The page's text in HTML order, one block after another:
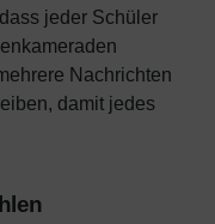
jeder Schüler
Nachrichten
damit jedes